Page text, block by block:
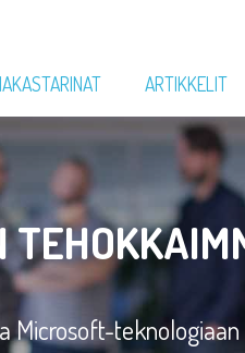
ARTIKKELIT
Microsoft-